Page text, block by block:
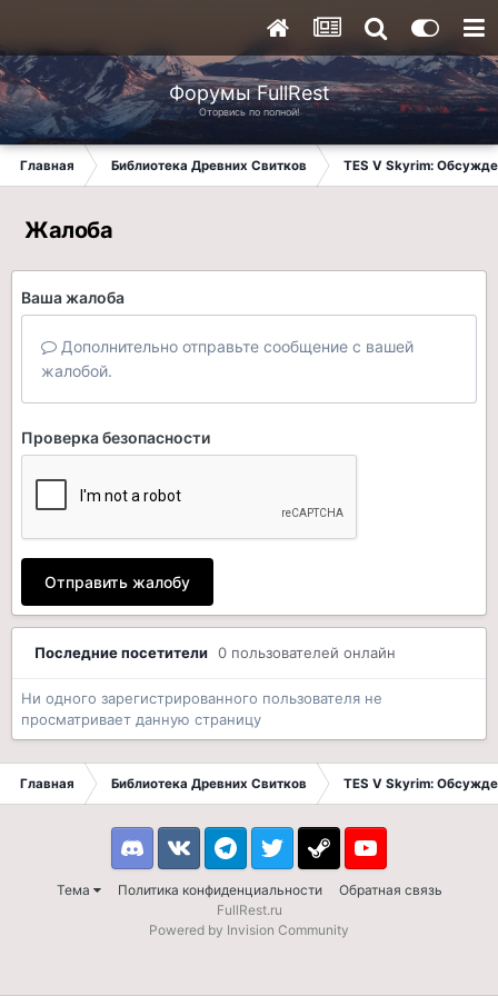
Форумы FullRest
Оторвись по полной!
Главная Библиотека Древних Свитков TES V Skyrim:
Жалоба
Ваша жалоба
Дополнительно отправьте сообщение с вашей
жалобой.
Проверка безопасности
Отправить жалобу
Последние посетители 0 пользователей онлайн
Ни одного зарегистрированного пользователя не
просматривает данную страницу
Главная Библиотека Древних Свитков TES V Skyrim:
Тема Политика конфиденциальности Обратная связь
DiscordVK TelegramTwitter Steam Youtube
FullRest.ru
Powered by Invision Community